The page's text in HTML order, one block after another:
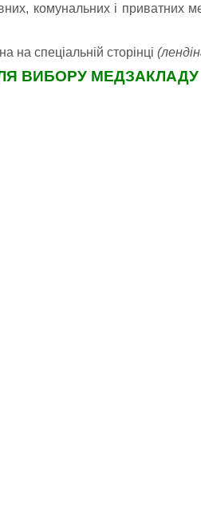
комунальних і приватних
спеціальній сторінці
ВИБОРУ МЕДЗАКЛАДУ